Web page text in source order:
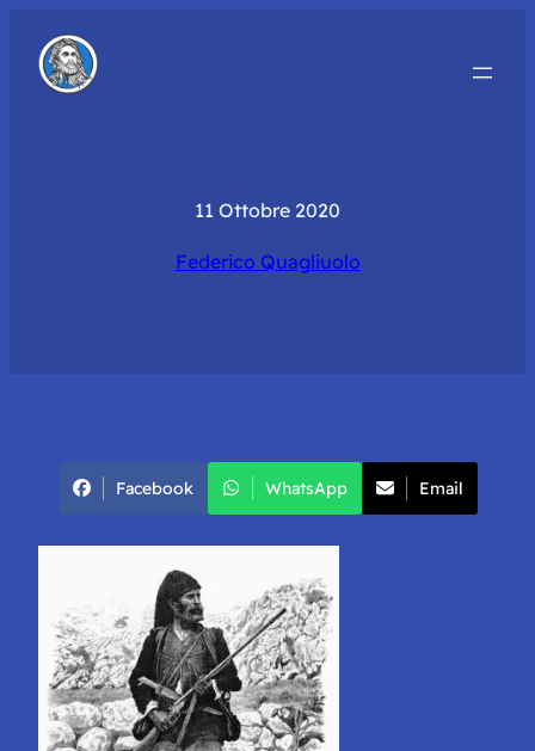
11 Ottobre 2020
Federico Quagliuolo
Facebook WhatsApp Email